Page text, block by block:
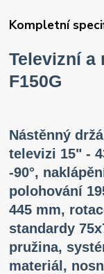
Kompletní
Televizní a
F150G
Nástěnný
televizi 15" -
-90°,
polohování
445 mm,
standardy
pružina,
materiál,